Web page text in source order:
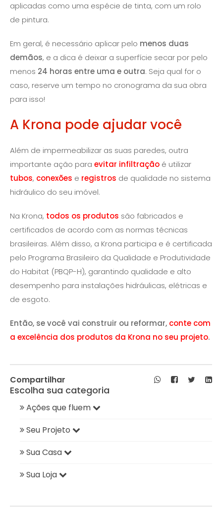
aplicadas como uma espécie de tinta, com um rolo
de pintura.
Em geral, é necessário aplicar pelo menos duas
demãos, e a dica é deixar a superfície secar por pelo
menos 24 horas entre uma e outra. Seja qual for o
caso, reserve um tempo no cronograma da sua obra
para isso!
A Krona pode ajudar você
Além de impermeabilizar as suas paredes, outra
importante ação para evitar infiltração é utilizar
tubos, conexões e registros de qualidade no sistema
hidráulico do seu imóvel.
Na Krona, todos os produtos são fabricados e
certificados de acordo com as normas técnicas
brasileiras. Além disso, a Krona participa e é certificada
pelo Programa Brasileiro da Qualidade e Produtividade
do Habitat (PBQP-H), garantindo qualidade e alto
desempenho para instalações hidráulicas, elétricas e
de esgoto.
Então, se você vai construir ou reformar, conte com
a excelência dos produtos da Krona no seu projeto.
Compartilhar
Escolha sua categoria
Ações que fluem
Seu Projeto
Sua Casa
Sua Loja